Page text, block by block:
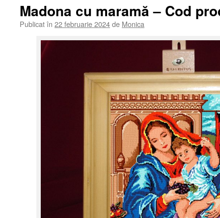
Madona cu maramă – Cod
Publicat în 22 februarie 2024de Monica